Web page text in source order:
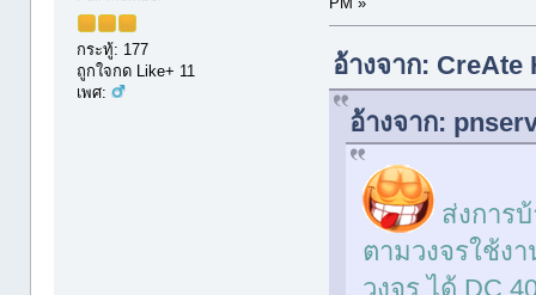
กระทู้: 177
ถูกใจกด Like+ 11
เพศ:
อ้างจาก: CreAte
อ้างจาก:
ส่งการ
ตามวงจรใช้ง
วงจร ได้ DC